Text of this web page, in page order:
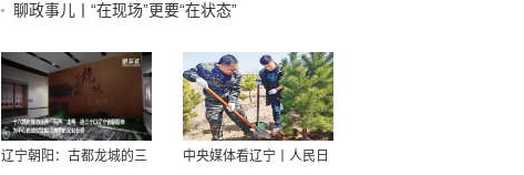
聊政事儿丨“在现场”更要“在状态”
辽宁朝阳：古都龙城的三
中央媒体看辽宁丨人民日